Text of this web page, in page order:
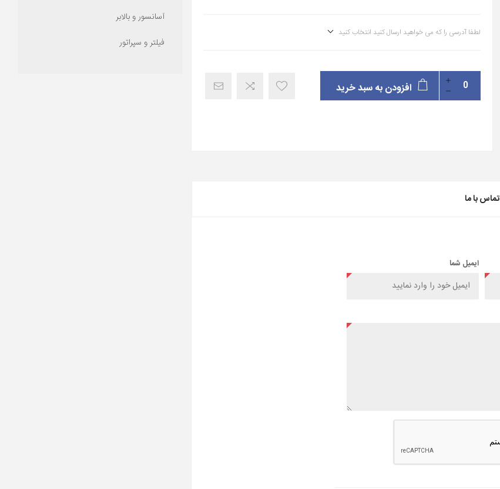
لطفا آدرسی را که می خواهید ارسال کنید انتخاب کنید
افزودن به سبد خرید
تماس با ما
ایمیل شما
آسانسور و بالابر
فیلتر و سپراتور